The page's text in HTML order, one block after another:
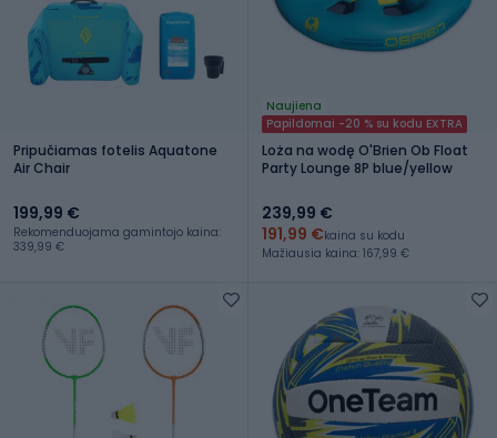
Pripučiamas fotelis Aquatone
Air Chair
199,99 €
Rekomenduojama gamintojo kaina:
339,99 €
Naujiena
Papildomai -20 % su kodu EXTRA
Loża na wodę O'Brien Ob Float
Party Lounge 8P blue/yellow
239,99 €
191,99 €kaina su kodu
Mažiausia kaina: 167,99 €